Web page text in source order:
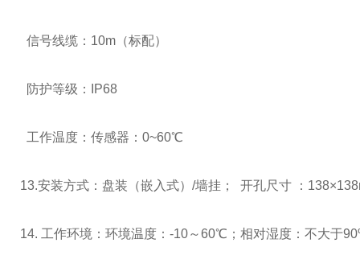
信号线缆： 10m （标配）
防护等级： IP68
工作温度：传感器： 0~60℃
13.安装方式：盘装（嵌入式） /墙挂； 开孔尺寸 ： 138×
14. 工作环境： 环境温度： -10～60℃； 相对湿度：不大于